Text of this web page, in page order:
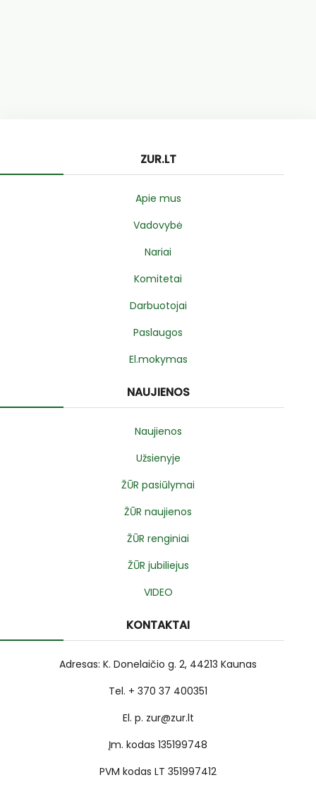
ZUR.LT
Apie mus
Vadovybė
Nariai
Komitetai
Darbuotojai
Paslaugos
El.mokymas
NAUJIENOS
Naujienos
Užsienyje
ŽŪR pasiūlymai
ŽŪR naujienos
ŽŪR renginiai
ŽŪR jubiliejus
VIDEO
KONTAKTAI
Adresas: K. Donelaičio g. 2, 44213 Kaunas
Tel. + 370 37 400351
El. p. zur@zur.lt
Įm. kodas 135199748
PVM kodas LT 351997412